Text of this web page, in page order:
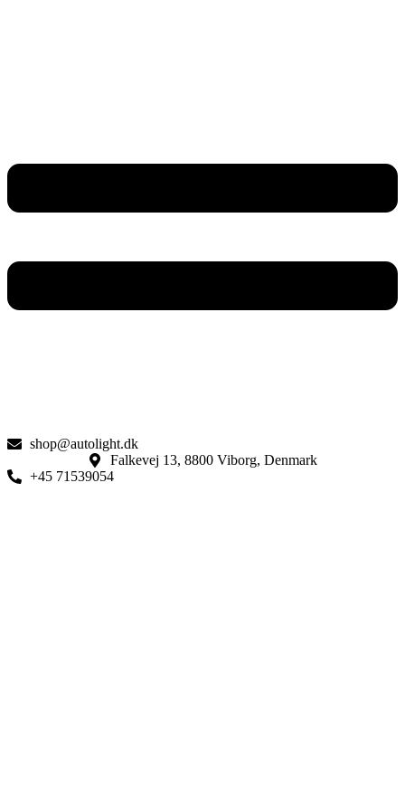
shop@autolight.dk
Falkevej 13, 8800 Viborg, Denmark
+45 71539054